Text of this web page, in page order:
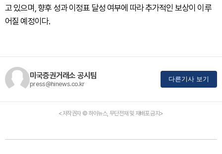
고 있으며, 향후 성과 이정표 달성 여부에 따라 추가적인 보상이 이루
어질 예정이다.
미국증권거래소 공시팀
press@hinews.co.kr
다른기사 보기
<저작권자 © 하이뉴스, 무단전재 및 재배포 금지>